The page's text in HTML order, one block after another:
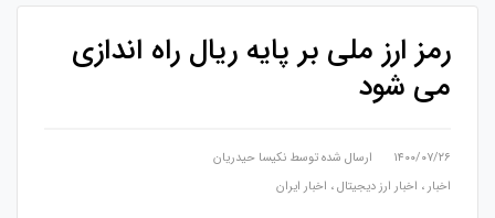
رمز ارز ملی بر پایه ریال راه اندازی
می شود
۱۴۰۰/۰۷/۲۶ ارسال شده توسط نكيسا حيدريان
اخبار ، اخبار ارز دیجیتال، اخبار ایران